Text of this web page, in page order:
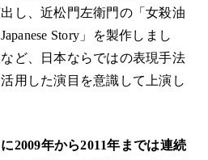
し、近松門左衛門の「女殺油
Story」を製作しまし
ど、日本ならではの表現手法
用した演目を意識して上演し
2009年から2011年までは連続